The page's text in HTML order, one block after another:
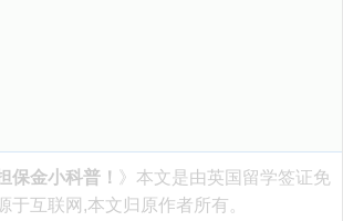
保金小科普！ 》本文是由英国留学签证免
于互联网,本文归原作者所有。